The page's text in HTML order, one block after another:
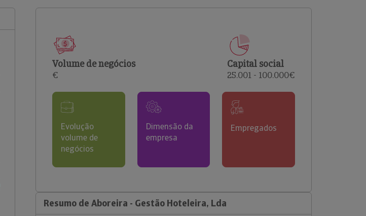
comerciais e analisar o risco de incumprimento dos
Volume de negócios
€
Capital social
25.001 - 100.000€
Evolução
volume de
negócios
Dimensão da
empresa
Empregados
Resumo de Aboreira - Gestão Hoteleira, Lda